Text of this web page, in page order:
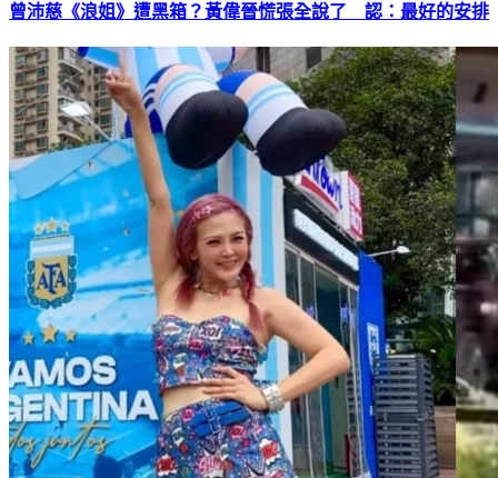
曾沛慈《浪姐》遭黑箱？黃偉晉慌張全說了 認：最好的安排